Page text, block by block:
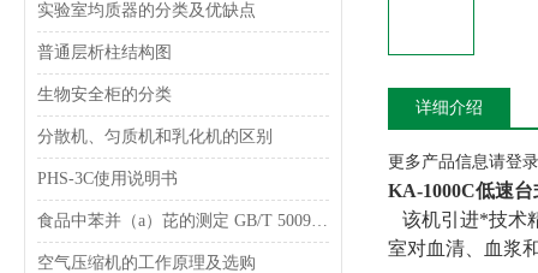
实验室均质器的分类及优缺点
普通层析柱结构图
生物安全柜的分类
分散机、匀质机和乳化机的区别
PHS-3C使用说明书
食品中苯并（a）芘的测定 GB/T 5009.27-2003
空气压缩机的工作原理及选购
详细介绍
更多产品信息请登
KA-1000C低速
该机引进*技术
室对血清、血浆